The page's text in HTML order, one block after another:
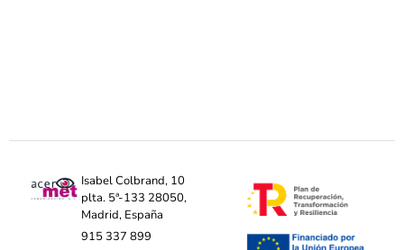
Isabel Colbrand, 10
plta. 5ª-133 28050,
Madrid, España
915 337 899